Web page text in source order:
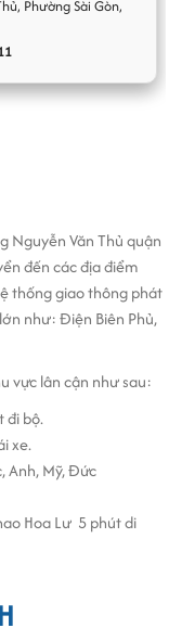
sát 24/7, mạng
xuyên
từ $11 -$12/m2/tháng.
thì doanh nghiệp
diện tích và cơ sở vật
doanh nghiệp nhỏ,
nhắc trước khi thuê.
, Phường Sài Gòn,
Nguyễn Văn Thủ quận
đến các địa điểm
thống giao thông phát
như: Điện Biên Phủ,
vực lân cận như sau:
đi bộ.
xe.
Anh, Mỹ, Đức
Hoa Lư 5 phút di